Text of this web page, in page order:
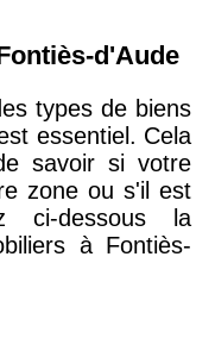
2 667 €
11 085 €
d'Aude
types de biens
essentiel. Cela
savoir si votre
zone ou s'il est
ci-dessous la
à Fontiès-